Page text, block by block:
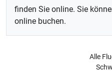
finden Sie online. Sie
online buchen.
Alle